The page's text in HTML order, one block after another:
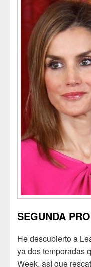
SEGUNDA
He descubierto a
ya dos temporadas
Week, así que